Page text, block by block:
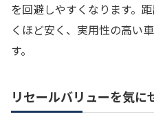
を回避しやすくなります。
くほど安く、実用性の高い
す。
リセールバリューを気に